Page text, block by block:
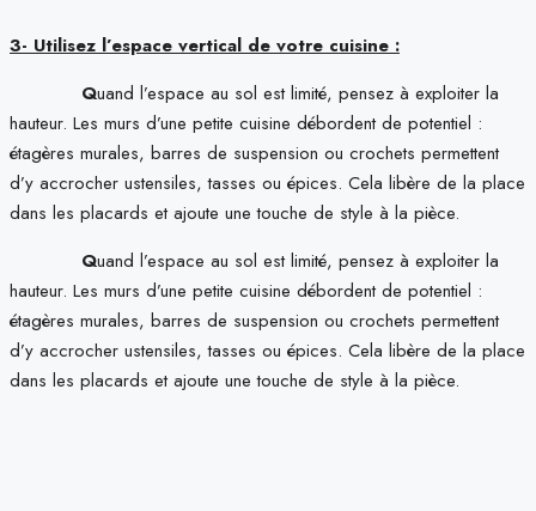
3- Utilisez l’espace vertical de votre cuisine :
Quand l’espace au sol est limité, pensez à exploiter la
hauteur. Les murs d’une petite cuisine débordent de potentiel :
étagères murales, barres de suspension ou crochets permettent
d’y accrocher ustensiles, tasses ou épices. Cela libère de la place
dans les placards et ajoute une touche de style à la pièce.
Quand l’espace au sol est limité, pensez à exploiter la
hauteur. Les murs d’une petite cuisine débordent de potentiel :
étagères murales, barres de suspension ou crochets permettent
d’y accrocher ustensiles, tasses ou épices. Cela libère de la place
dans les placards et ajoute une touche de style à la pièce.